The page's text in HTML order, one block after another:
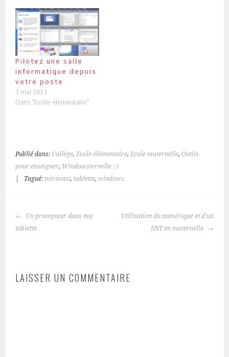
Pilotez une salle
informatique depuis
votre poste
3 mai 2013
Dans "Ecole élémentaire"
Publié dans:Collège,Ecole élémentaire,Ecole maternelle,Outils
pour enseigner, Windowsternelle ;-)
Tagué:miracast, tablette,windows
NAVIGATION
DES
Un prompteur dans ma
tablette
Utilisation du numérique et d’un
ENT en maternelle
LAISSER UN COMMENTAIRE